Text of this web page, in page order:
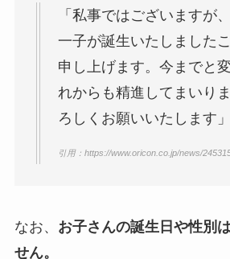
しない理由は
収に破局
あいのり桃の
年収や仕事は
馴れ初め
「私事ではございますが
一子が誕生いたしました
申し上げます。今までと
れからも精進してまいり
ろしくお願いいたします」
引用：https://www.oricon.co.jp/news/
なお、 お子さんの誕生日や性別
せん。